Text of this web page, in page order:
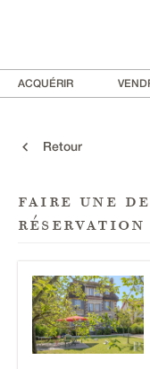
ACQUÉRIR
Retour
faire une
réservation